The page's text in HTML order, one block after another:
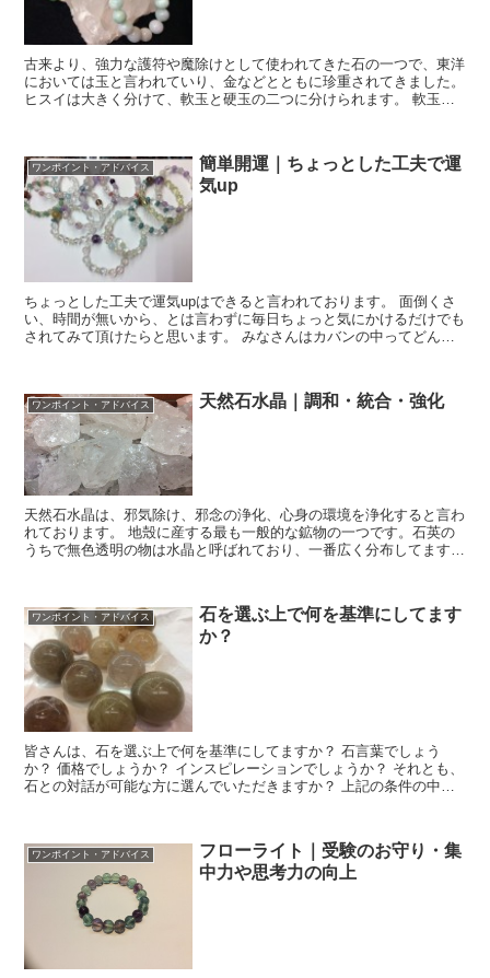
古来より、強力な護符や魔除けとして使われてきた石の一つで、東洋
においては玉と言われていり、金などとともに珍重されてきました。
ヒスイは大きく分けて、軟玉と硬玉の二つに分けられます。 軟玉
ワンポイント・アドバイス
簡単開運｜ちょっとした工夫で運
気up
ちょっとした工夫で運気upはできると言われております。 面倒くさ
い、時間が無いから、とは言わずに毎日ちょっと気にかけるだけでも
されてみて頂けたらと思います。 みなさんはカバンの中ってどんな
ワンポイント・アドバイス 天然石水晶｜調和・統合・強化
天然石水晶は、邪気除け、邪念の浄化、心身の環境を浄化すると言わ
れております。 地殼に産する最も一般的な鉱物の一つです。石英の
うちで無色透明の物は水晶と呼ばれており、一番広く分布してます。
ワンポイント・アドバイス
石を選ぶ上で何を基準にしてます
か？
皆さんは、石を選ぶ上で何を基準にしてますか？ 石言葉でしょう
か？ 価格でしょうか？ インスピレーションでしょうか？ それとも、
石との対話が可能な方に選んでいただきますか？ 上記の条件の中で
ワンポイント・アドバイス
フローライト｜受験のお守り・集
中力や思考力の向上